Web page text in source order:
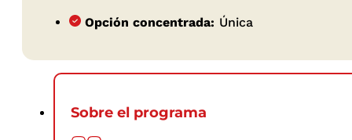
Opción concentrada: Única
Sobre el programa